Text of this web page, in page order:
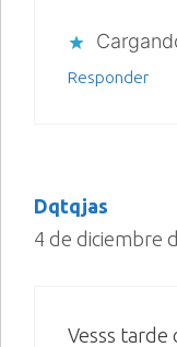
Responder
Dqtqjas
4 de diciembre
Vesss tarde